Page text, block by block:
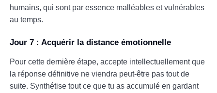
humains, qui sont par essence malléables et vulnérables
au temps.
Jour 7 : Acquérir la distance émotionnelle
Pour cette dernière étape, accepte intellectuellement que
la réponse définitive ne viendra peut-être pas tout de
suite. Synthétise tout ce que tu as accumulé en gardant